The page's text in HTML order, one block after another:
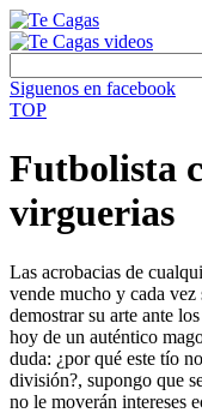
Siguenos en facebook
TOP
Futbolista
virguerias
Las acrobacias de
vende mucho y cada vez
demostrar su arte ante
hoy de un auténtico
duda: ¿por qué este tío
división?, supongo que
no le moverán intereses